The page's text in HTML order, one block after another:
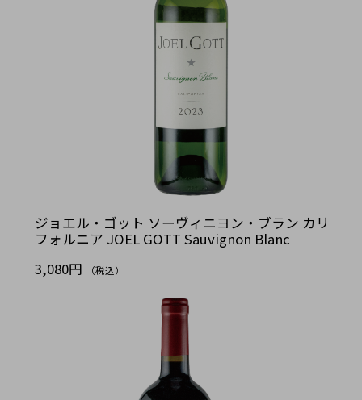
ジョエル・ゴット ソーヴィニヨン・ブラン カリ
フォルニア JOEL GOTT Sauvignon Blanc
3,080円
（税込）